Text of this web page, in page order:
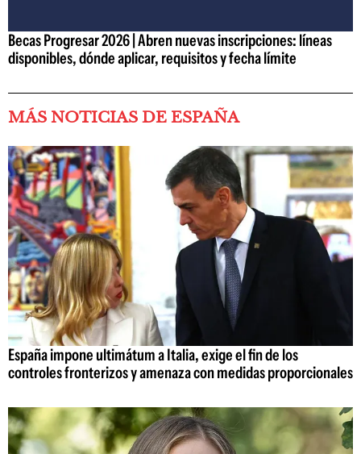
Becas Progresar 2026 | Abren nuevas inscripciones: líneas
disponibles, dónde aplicar, requisitos y fecha límite
MÁS NOTICIAS DE ESPAÑA
España impone ultimátum a Italia, exige el fin de los
controles fronterizos y amenaza con medidas proporcionales